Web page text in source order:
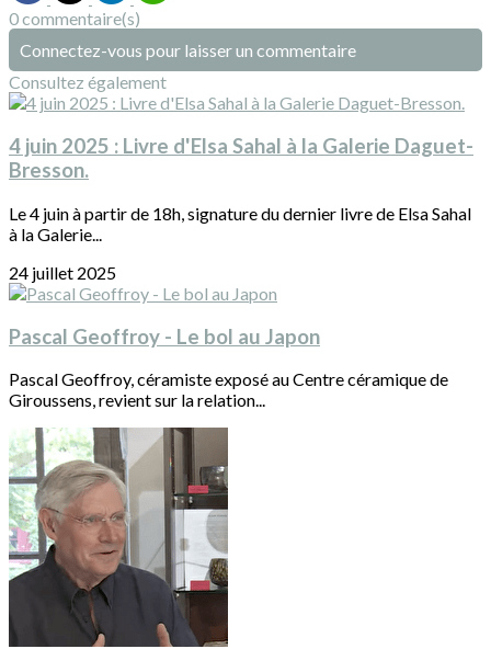
0 commentaire(s)
Connectez-vous pour laisser un commentaire
Consultez également
4 juin 2025 : Livre d'Elsa Sahal à la Galerie Daguet-
Bresson.
Le 4 juin à partir de 18h, signature du dernier livre de Elsa Sahal
à la Galerie...
24 juillet 2025
Pascal Geoffroy - Le bol au Japon
Pascal Geoffroy, céramiste exposé au Centre céramique de
Giroussens, revient sur la relation...